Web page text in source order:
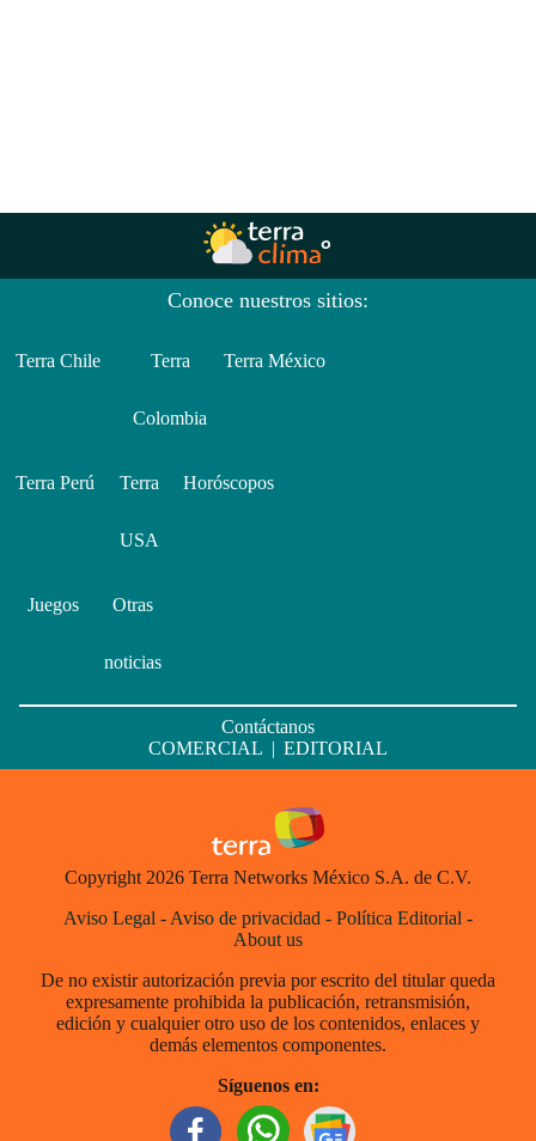
Conoce nuestros sitios:
Terra Chile Terra
Colombia
Terra México
Terra Perú Terra
USA
Horóscopos
Juegos Otras
noticias
Contáctanos
COMERCIAL | EDITORIAL
Copyright 2026 Terra Networks México S.A. de C.V.
Aviso Legal - Aviso de privacidad - Política Editorial -
About us
De no existir autorización previa por escrito del titular queda
expresamente prohibida la publicación, retransmisión,
edición y cualquier otro uso de los contenidos, enlaces y
demás elementos componentes.
Síguenos en: